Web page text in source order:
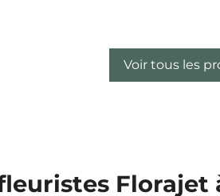
Voir tous les
Florajet